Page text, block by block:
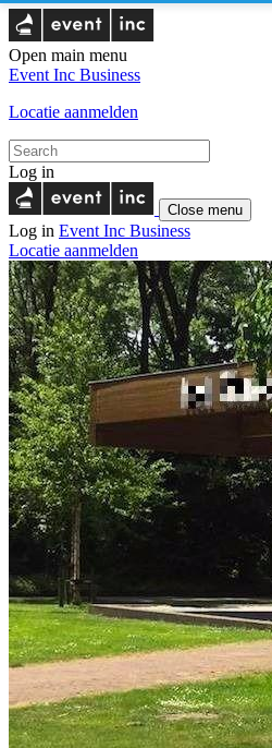
Open main menu
Event Inc Business
Locatie aanmelden
Log in
Close menu
Log in Event Inc Business
Locatie aanmelden